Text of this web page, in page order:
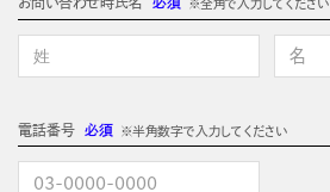
※全角で入力してください
電話番号必須 ※半角数字で入力してください